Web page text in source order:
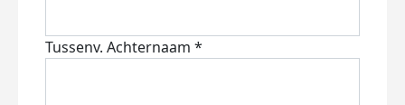
Tussenv. Achternaam *